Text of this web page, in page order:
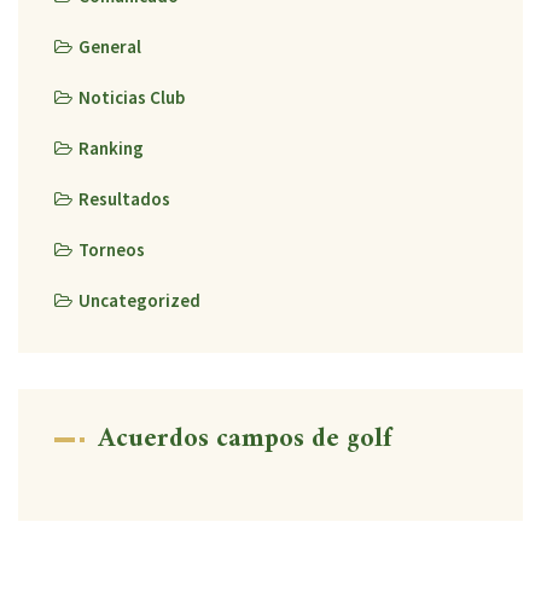
General
Noticias Club
Ranking
Resultados
Torneos
Uncategorized
Acuerdos campos de golf